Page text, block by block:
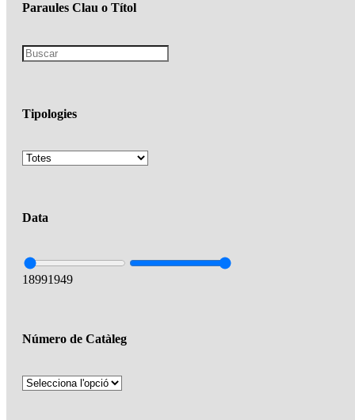
Paraules Clau o Títol
Tipologies
Data
18991949
Número de Catàleg